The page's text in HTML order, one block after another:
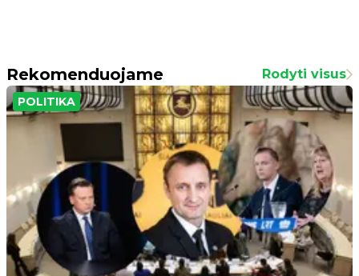
Rekomenduojame Rodyti visus
POLITIKA